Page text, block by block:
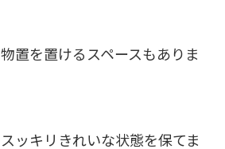
置を置けるスペースもありま
ッキリきれいな状態を保てま